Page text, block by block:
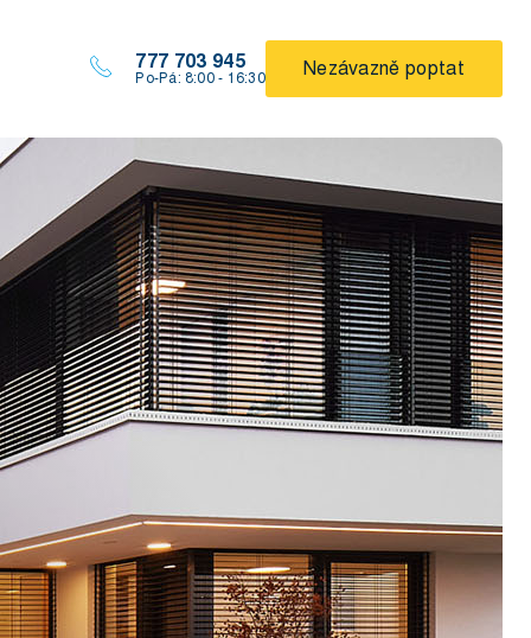
777 703 945
Po-Pá: 8:00 - 16:30 Nezávazně poptat